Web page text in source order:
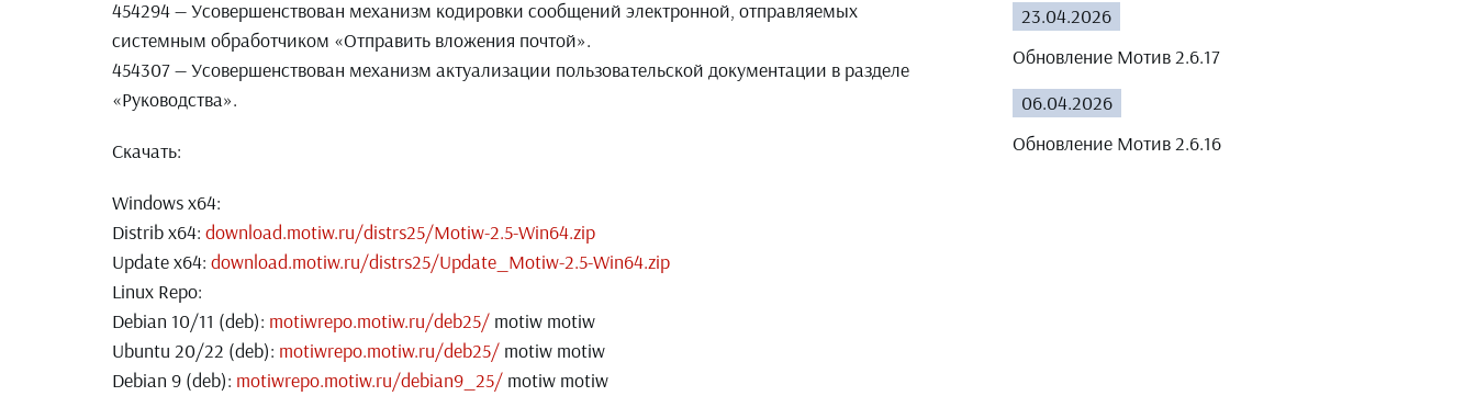
454294 — Усовершенствован механизм кодировки сообщений электронной, отправляемых
системным обработчиком «Отправить вложения почтой».
454307 — Усовершенствован механизм актуализации пользовательской документации в разделе
«Руководства».
Скачать:
Windows x64:
Distrib x64: download.motiw.ru/distrs25/Motiw-2.5-Win64.zip
Update x64: download.motiw.ru/distrs25/Update_Motiw-2.5-Win64.zip
Linux Repo:
Debian 10/11 (deb): motiwrepo.motiw.ru/deb25/ motiw motiw
Ubuntu 20/22 (deb): motiwrepo.motiw.ru/deb25/ motiw motiw
Debian 9 (deb): motiwrepo.motiw.ru/debian9_25/ motiw motiw
23.04.2026
Обновление Мотив 2.6.17
06.04.2026
Обновление Мотив 2.6.16